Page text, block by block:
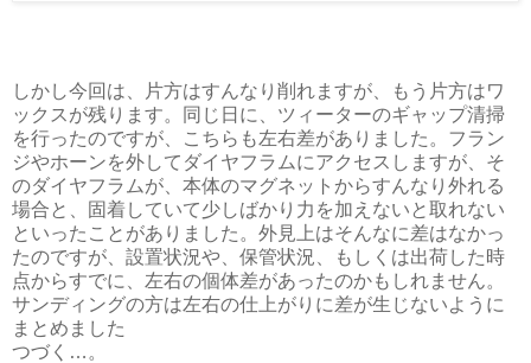
しかし今回は、片方はすんなり削れますが、もう片方はワ
ックスが残ります。同じ日に、ツィーターのギャップ清掃
を行ったのですが、こちらも左右差がありました。フラン
ジやホーンを外してダイヤフラムにアクセスしますが、そ
のダイヤフラムが、本体のマグネットからすんなり外れる
場合と、固着していて少しばかり力を加えないと取れない
といったことがありました。外見上はそんなに差はなかっ
たのですが、設置状況や、保管状況、もしくは出荷した時
点からすでに、左右の個体差があったのかもしれません。
サンディングの方は左右の仕上がりに差が生じないように
まとめました
つづく…。